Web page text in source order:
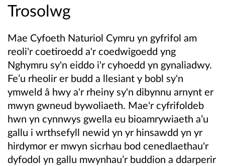
Trosolwg
Mae Cyfoeth Naturiol Cymru yn gyfrifol am
reoli'r coetiroedd a'r coedwigoedd yng
Nghymru sy'n eiddo i'r cyhoedd yn gynaliadwy.
Fe’u rheolir er budd a llesiant y bobl sy'n
ymweld â hwy a'r rheiny sy'n dibynnu arnynt er
mwyn gwneud bywoliaeth. Mae'r cyfrifoldeb
hwn yn cynnwys gwella eu bioamrywiaeth a’u
gallu i wrthsefyll newid yn yr hinsawdd yn yr
hirdymor er mwyn sicrhau bod cenedlaethau'r
dyfodol yn gallu mwynhau’r buddion a ddarperir